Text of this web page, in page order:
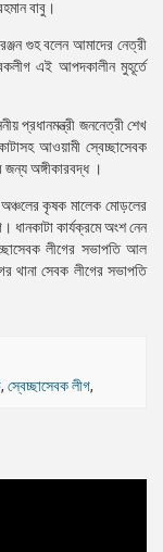
বাবু।
গুহ বলেন আমাদের নেত্রী
এই আপদকালীন মুহূর্তে
প্রধানমন্ত্রী জননেত্রী শেখ
আওয়ামী স্বেচ্ছাসেবক
জন্য অঙ্গীকারবদ্ধ ।
অঞ্চলের কৃষক মালেক মোড়লের
ধানকাটা কার্যক্রমে অংশ নেন
লীগের সভাপতি আল
থানা সেবক লীগের সভাপতি
, স্বেচ্ছাসেবক লীগ,